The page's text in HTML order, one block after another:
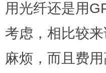
用光纤还是用
考虑，相比较
麻烦，而且费